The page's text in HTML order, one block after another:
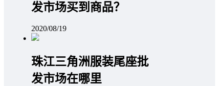
发市场买到商品？
2020/08/19
珠江三角洲服装尾座批
发市场在哪里